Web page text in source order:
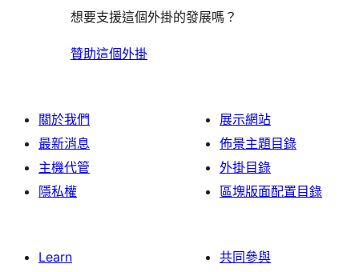
想要支援這個外掛的發展嗎？
贊助這個外掛
關於我們
最新消息
主機代管
隱私權
展示網站
佈景主題目錄
外掛目錄
區塊版面配置目錄
Learn
共同參與